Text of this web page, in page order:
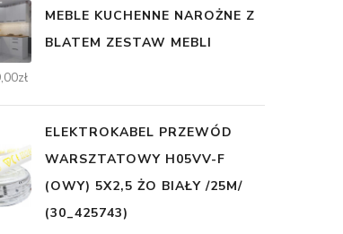
MEBLE KUCHENNE NAROŻNE Z
BLATEM ZESTAW MEBLI
zł
ELEKTROKABEL PRZEWÓD
WARSZTATOWY H05VV-F
(OWY) 5X2,5 ŻO BIAŁY /25M/
(30_425743)